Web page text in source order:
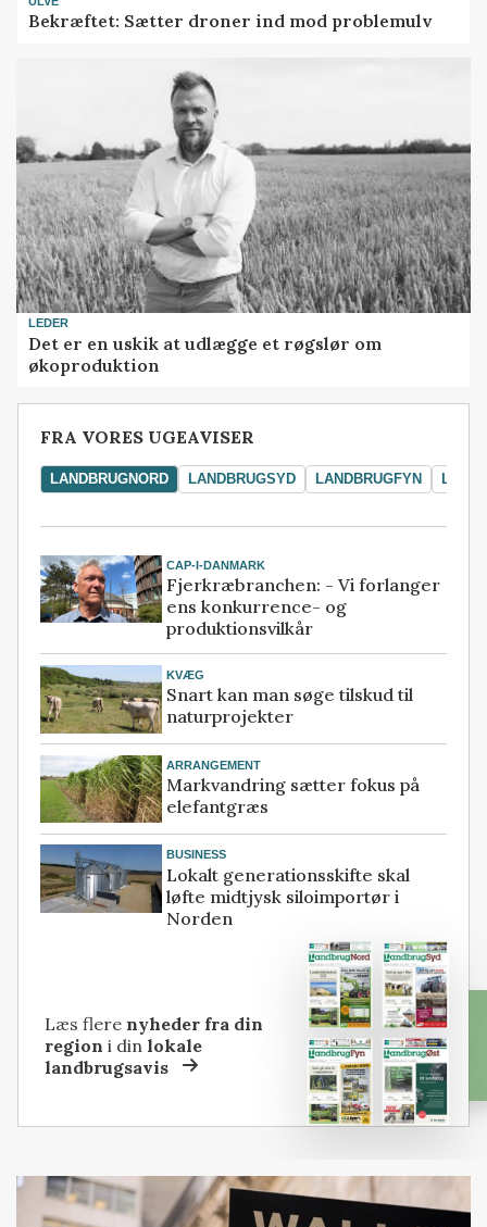
Bekræftet: Sætter droner ind mod problemulv
LEDER
Det er en uskik at udlægge et røgslør om
økoproduktion
FRA VORES UGEAVISER
LANDBRUGNORD LANDBRUGSYD LANDBRUGFYN
CAP-I-DANMARK
Fjerkræbranchen: - Vi forlanger
ens konkurrence- og
produktionsvilkår
KVÆG
Snart kan man søge tilskud til
naturprojekter
ARRANGEMENT
Markvandring sætter fokus på
elefantgræs
BUSINESS
Lokalt generationsskifte skal
løfte midtjysk siloimportør i
Norden
Læs flere nyheder fra din
region i dinlokale
landbrugsavis